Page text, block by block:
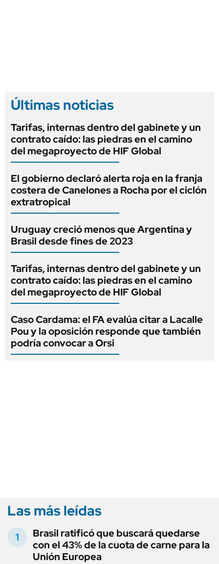
Últimas noticias
Tarifas, internas dentro del gabinete y un
contrato caído: las piedras en el camino
del megaproyecto de HIF Global
El gobierno declaró alerta roja en la franja
costera de Canelones a Rocha por el ciclón
extratropical
Uruguay creció menos que Argentina y
Brasil desde fines de 2023
Tarifas, internas dentro del gabinete y un
contrato caído: las piedras en el camino
del megaproyecto de HIF Global
Caso Cardama: el FA evalúa citar a Lacalle
Pou y la oposición responde que también
podría convocar a Orsi
Las más leídas
Brasil ratificó que buscará quedarse
con el 43% de la cuota de carne para la
Unión Europea